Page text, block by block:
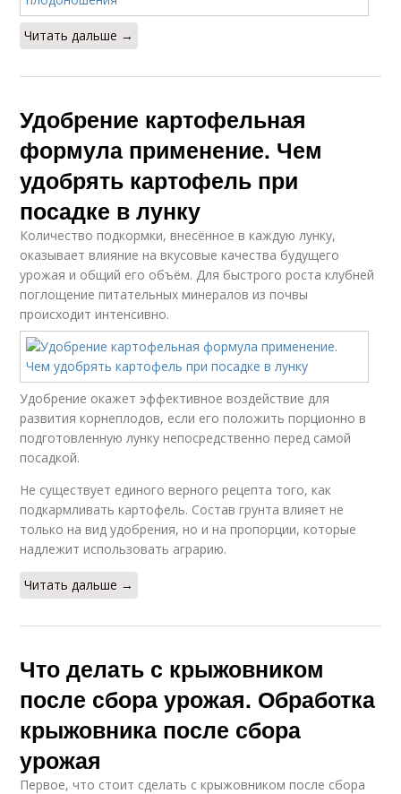
Читать дальше →
Удобрение картофельная
формула применение. Чем
удобрять картофель при
посадке в лунку
Количество подкормки, внесённое в каждую лунку,
оказывает влияние на вкусовые качества будущего
урожая и общий его объём. Для быстрого роста клубней
поглощение питательных минералов из почвы
происходит интенсивно.
Удобрение окажет эффективное воздействие для
развития корнеплодов, если его положить порционно в
подготовленную лунку непосредственно перед самой
посадкой.
Не существует единого верного рецепта того, как
подкармливать картофель. Состав грунта влияет не
только на вид удобрения, но и на пропорции, которые
надлежит использовать аграрию.
Читать дальше →
Что делать с крыжовником
после сбора урожая. Обработка
крыжовника после сбора
урожая
Первое, что стоит сделать с крыжовником после сбора